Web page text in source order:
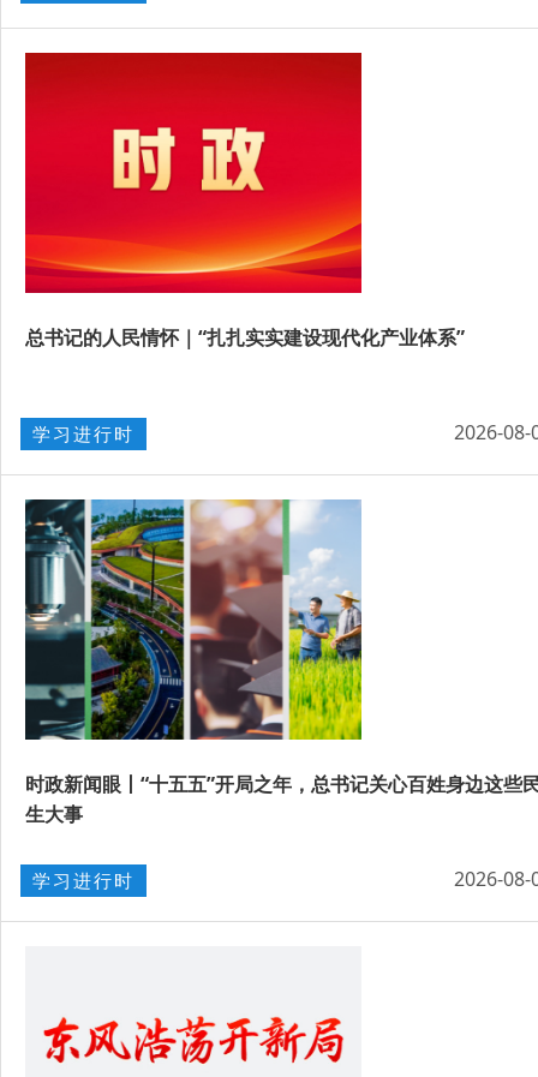
总书记的人民情怀｜“扎扎实实建设现代化产业体系”
学习进行时 2026-08-
时政新闻眼丨“十五五”开局之年，总书记关心百姓身边这些
生大事
学习进行时 2026-08-